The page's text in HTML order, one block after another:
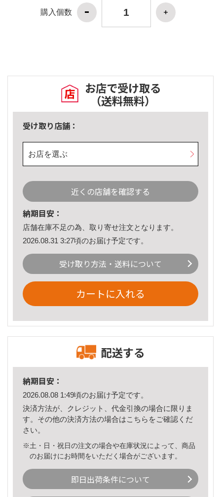
購入個数
お店で受け取る
（送料無料）
受け取り店舗：
お店を選ぶ
近くの店舗を確認する
納期目安：
店舗在庫不足の為、取り寄せ注文となります。
2026.08.31 3:27頃のお届け予定です。
受け取り方法・送料について
カートに入れる
配送する
納期目安：
2026.08.08 1:49頃のお届け予定です。
決済方法が、クレジット、代金引換の場合に限りま
す。その他の決済方法の場合はこちら をご確認くだ
さい。
※土・日・祝日の注文の場合や在庫状況によって、商品
のお届けにお時間をいただく場合がございます。
即日出荷条件について